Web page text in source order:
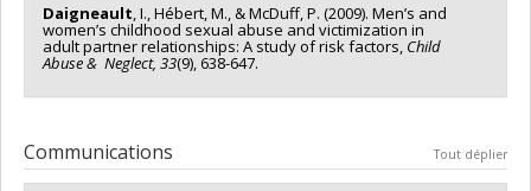
Daigneault , I., Hébert, M., & McDuff, P. (2009). Men’s and
women’s childhood sexual abuse and victim­ization in
adult partner relationships: A study of risk factors, Child
Abuse & Neglect, 33(9), 638-647.
Communications Tout déplier